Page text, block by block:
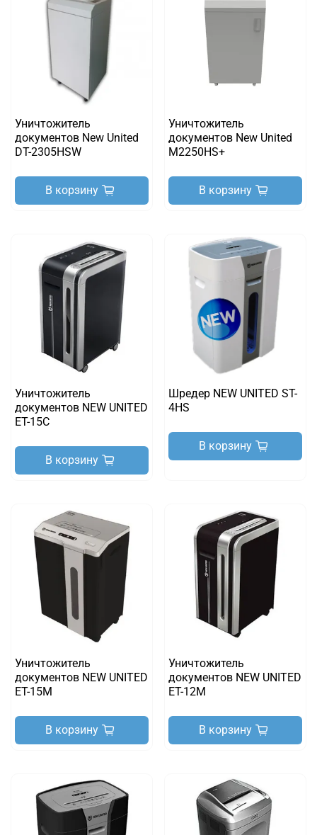
Уничтожитель
документов New United
DT-2305HSW
В корзину
Уничтожитель
документов New United
M2250HS+
В корзину
Уничтожитель
документов NEW UNITED
ET-15C
В корзину
Шредер NEW UNITED ST-
4HS
В корзину
Уничтожитель
документов NEW UNITED
ET-15M
В корзину
Уничтожитель
документов NEW UNITED
ET-12M
В корзину